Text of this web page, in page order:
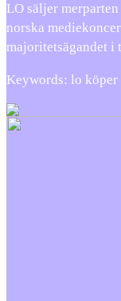
LO säljer
norska
majoritetsägandet
Keywords: lo